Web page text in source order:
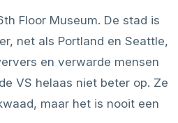
Floor Museum. De stad is
net als Portland en Seattle,
en verwarde mensen
VS helaas niet beter op. Ze
maar het is nooit een